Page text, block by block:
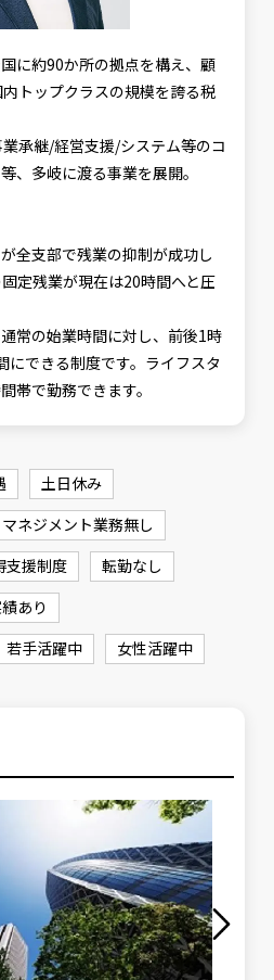
に約90か所の拠点を構え、顧
トップクラスの規模を誇る税
承継/経営支援/システム等のコ
、多岐に渡る事業を展開。
全支部で残業の抑制が成功し
定残業が現在は20時間へと圧
常の始業時間に対し、前後1時
にできる制度です。ライフスタ
帯で勤務できます。
土日休み
マネジメント業務無し
支援制度
転勤なし
あり
若手活躍中 女性活躍中